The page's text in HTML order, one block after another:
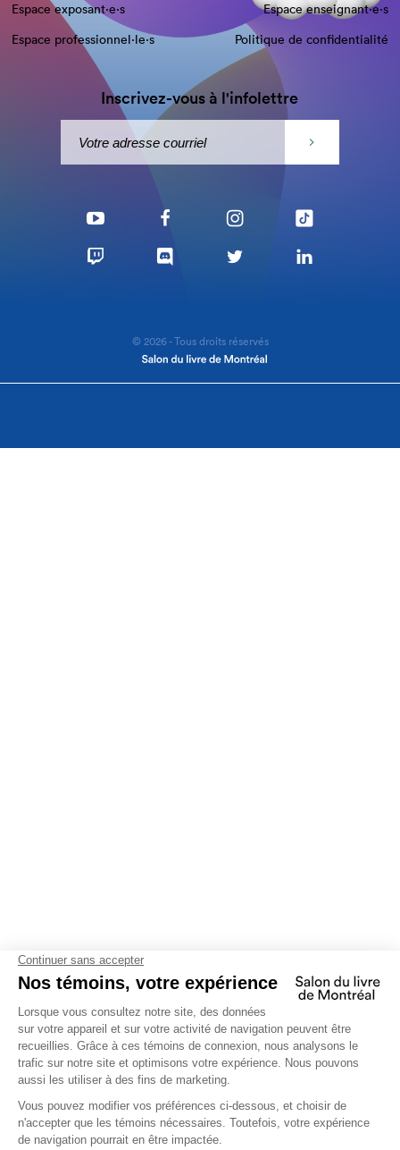
Espace exposant·e⋅s
Espace enseignant·e⋅s
Espace professionnel·le⋅s
Politique de confidentialité
Inscrivez-vous à l'infolettre
© 2026 - Tous droits réservés